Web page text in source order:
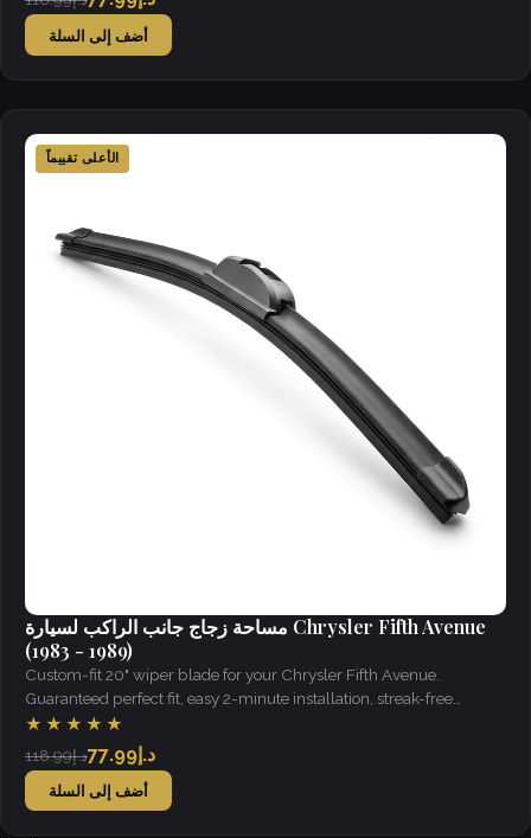
أضف إلى السلة
الأعلى تقييماً
مساحة زجاج جانب الراكب لسيارة Chrysler Fifth Avenue
(1983 - 1989)
Custom-fit 20" wiper blade for your Chrysler Fifth Avenue.
Guaranteed perfect fit, easy 2-minute installation, streak-free
visibility in all weather.
★★★★★
د.إ118.99
د.إ77.99
أضف إلى السلة